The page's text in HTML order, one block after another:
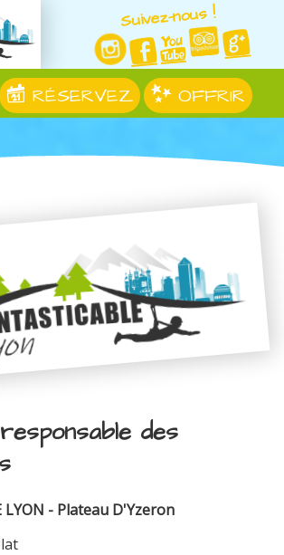
Suivez-nous !
RÉSERVEZ OFFRIR
des
LYON - Plateau D'Yzeron